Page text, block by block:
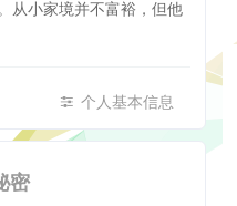
从小家境并不富裕，但他
个人基本信息
密